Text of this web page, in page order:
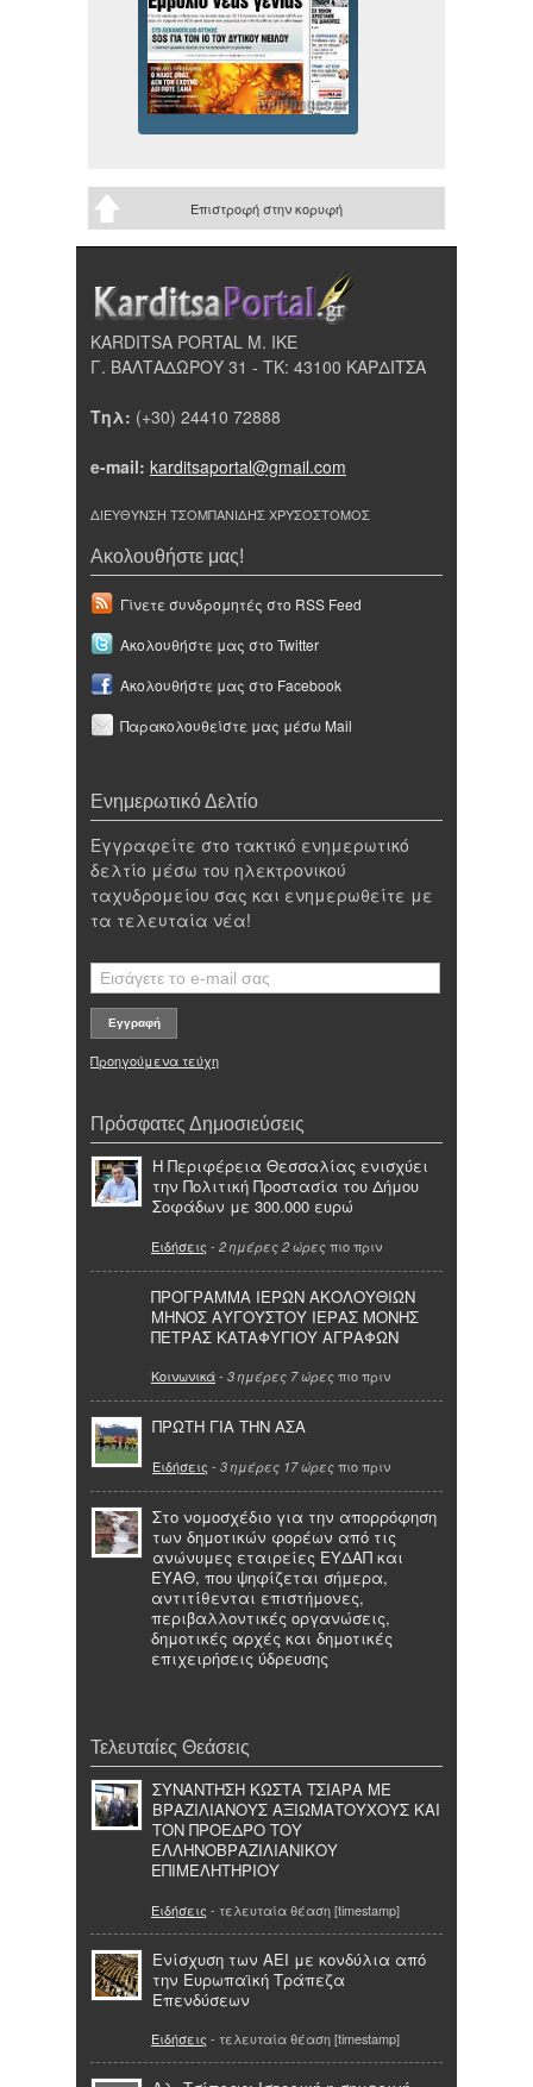
Επιστροφή στην κορυφή
KARDITSA PORTAL Μ. ΙΚΕ
Γ. ΒΑΛΤΑΔΩΡΟΥ 31 - ΤΚ: 43100 ΚΑΡΔΙΤΣΑ
Τηλ: (+30) 24410 72888
e-mail: karditsaportal@gmail.com
ΔΙΕΥΘΥΝΣΗ ΤΣΟΜΠΑΝΙΔΗΣ ΧΡΥΣΟΣΤΟΜΟΣ
Ακολουθήστε μας!
Γίνετε συνδρομητές στο RSS Feed
Ακολουθήστε μας στο Twitter
Ακολουθήστε μας στο Facebook
Παρακολουθείστε μας μέσω Mail
Ενημερωτικό Δελτίο
Εγγραφείτε στο τακτικό ενημερωτικό
δελτίο μέσω του ηλεκτρονικού
ταχυδρομείου σας και ενημερωθείτε με
τα τελευταία νέα!
Προηγούμενα τεύχη
Πρόσφατες Δημοσιεύσεις
Η Περιφέρεια Θεσσαλίας ενισχύει
την Πολιτική Προστασία του Δήμου
Σοφάδων με 300.000 ευρώ
Ειδήσεις - 2 ημέρες 2 ώρες πιο πριν
ΠΡΟΓΡΑΜΜΑ ΙΕΡΩΝ ΑΚΟΛΟΥΘΙΩΝ
ΜΗΝΟΣ ΑΥΓΟΥΣΤΟΥ ΙΕΡΑΣ ΜΟΝΗΣ
ΠΕΤΡΑΣ ΚΑΤΑΦΥΓΙΟΥ ΑΓΡΑΦΩΝ
Κοινωνικά- 3 ημέρες 7 ώρες πιο πριν
ΠΡΩΤΗ ΓΙΑ ΤΗΝ ΑΣΑ
Ειδήσεις - 3 ημέρες 17 ώρες πιο πριν
Στο νομοσχέδιο για την απορρόφηση
των δημοτικών φορέων από τις
ανώνυμες εταιρείες ΕΥΔΑΠ και
ΕΥΑΘ, που ψηφίζεται σήμερα,
αντιτίθενται επιστήμονες,
περιβαλλοντικές οργανώσεις,
δημοτικές αρχές και δημοτικές
επιχειρήσεις ύδρευσης
Τελευταίες Θεάσεις
ΣΥΝΑΝΤΗΣΗ ΚΩΣΤΑ ΤΣΙΑΡΑ ΜΕ
ΒΡΑΖΙΛΙΑΝΟΥΣ ΑΞΙΩΜΑΤΟΥΧΟΥΣ ΚΑΙ
ΤΟΝ ΠΡΟΕΔΡΟ ΤΟΥ
ΕΛΛΗΝΟΒΡΑΖΙΛΙΑΝΙΚΟΥ
ΕΠΙΜΕΛΗΤΗΡΙΟΥ
Ειδήσεις - τελευταία θέαση [timestamp]
Ενίσχυση των ΑΕΙ με κονδύλια από
την Ευρωπαϊκή Τράπεζα
Επενδύσεων
Ειδήσεις - τελευταία θέαση [timestamp]